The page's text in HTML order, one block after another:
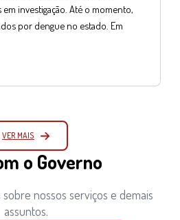
investigação. Até o momento,
por dengue no estado. Em
VER MAIS
o Governo
nossos serviços e demais
assuntos.